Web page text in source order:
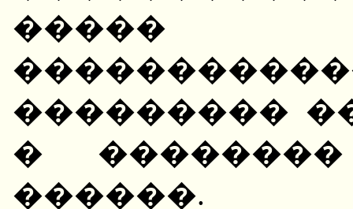
�����
���������
�
������.